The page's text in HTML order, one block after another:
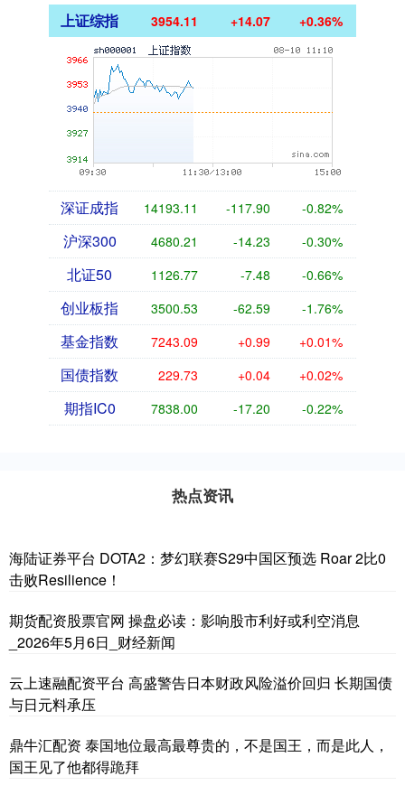
上证综指 3954.11 +14.07 +0.36%
深证成指 14193.11 -117.90 -0.82%
沪深300 4680.21 -14.23 -0.30%
北证50 1126.77 -7.48 -0.66%
创业板指 3500.53 -62.59 -1.76%
基金指数 7243.09 +0.99 +0.01%
国债指数 229.73 +0.04 +0.02%
期指IC0 7838.00 -17.20 -0.22%
热点资讯
海陆证券平台 DOTA2：梦幻联赛S29中国区预选 Roar 2比0
击败Resilience！
期货配资股票官网 操盘必读：影响股市利好或利空消息
_2026年5月6日_财经新闻
云上速融配资平台 高盛警告日本财政风险溢价回归 长期国债
与日元料承压
鼎牛汇配资 泰国地位最高最尊贵的，不是国王，而是此人，
国王见了他都得跪拜